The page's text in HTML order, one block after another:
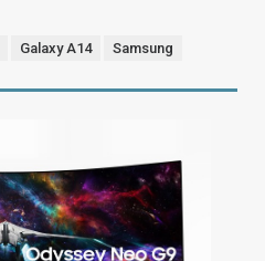
Galaxy A14 Samsung